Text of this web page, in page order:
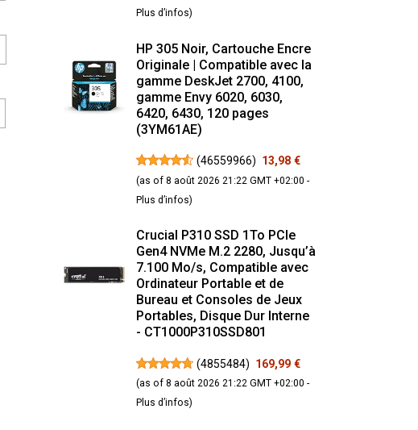
Plus d’infos)
HP 305 Noir, Cartouche Encre
Originale | Compatible avec la
gamme DeskJet 2700, 4100,
gamme Envy 6020, 6030,
6420, 6430, 120 pages
(3YM61AE)
(46559966) 13,98 €
(as of 8 août 2026 21:22 GMT +02:00 -
Plus d’infos)
Crucial P310 SSD 1To PCIe
Gen4 NVMe M.2 2280, Jusqu’à
7.100 Mo/s, Compatible avec
Ordinateur Portable et de
Bureau et Consoles de Jeux
Portables, Disque Dur Interne
- CT1000P310SSD801
(4855484) 169,99 €
(as of 8 août 2026 21:22 GMT +02:00 -
Plus d’infos)